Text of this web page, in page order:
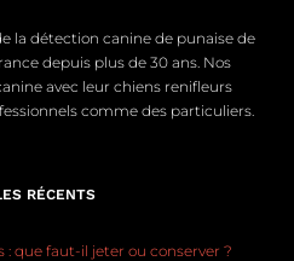
la détection canine de punaise de
depuis plus de 30 ans. Nos
avec leur chiens renifleurs
comme des particuliers.
RÉCENTS
: que faut-il jeter ou conserver ?